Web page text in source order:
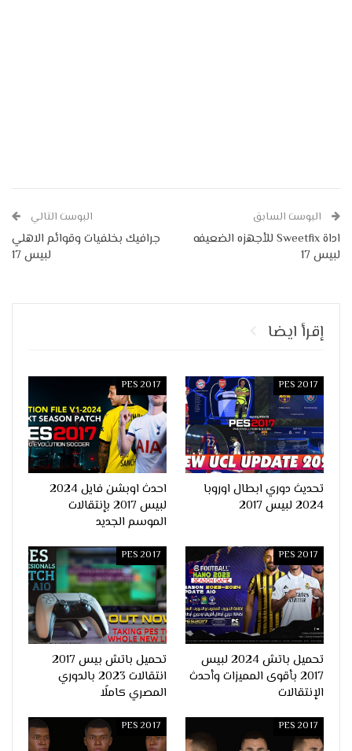
البوست السابق
اداة Sweetfix للأجهزه الضعيفه
لبيس 17
البوست التالي
جرافيك بخلفيات وقوائم الاهلي
لبيس 17
إقرأ ايضا
PES 2017
تحديث دوري ابطال اوروبا
2024 لبيس 2017
PES 2017
احدث اوبشن فايل 2024
لبيس 2017 بإنتقالات
الموسم الجديد
PES 2017
تحميل باتش 2024 لبيس
2017 بأقوى المميزات وأحدث
الإنتقالات
PES 2017
تحميل باتش بيس 2017
انتقالات 2023 بالدوري
المصري كاملًا
PES 2017
PES 2017